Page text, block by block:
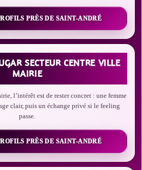
PRÈS DE SAINT-ANDRÉ
SECTEUR CENTRE VILLE
MAIRIE
l’intérêt est de rester concret : une femme
clair, puis un échange privé si le feeling
passe.
PRÈS DE SAINT-ANDRÉ